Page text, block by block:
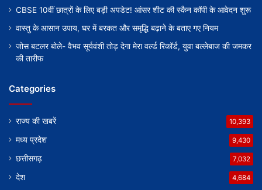
CBSE 10वीं छात्रों के लिए बड़ी अपडेट! आंसर शीट की स्कैन कॉपी के आवेदन शुरू
वास्तु के आसान उपाय, घर में बरकत और समृद्धि बढ़ाने के बताए गए नियम
जोस बटलर बोले- वैभव सूर्यवंशी तोड़ देगा मेरा वर्ल्ड रिकॉर्ड, युवा बल्लेबाज की जमकर
की तारीफ
Categories
राज्य की खबरें 10,393
मध्य प्रदेश 9,430
छत्तीसगढ़ 7,032
देश 4,684